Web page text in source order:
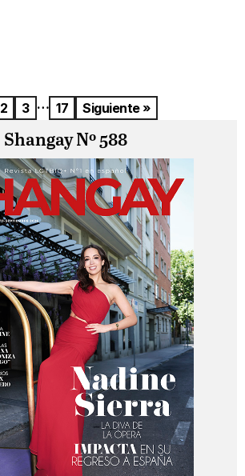
2 3 … 17 Siguiente »
Shangay Nº 588